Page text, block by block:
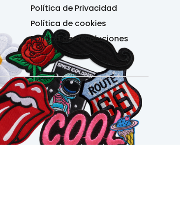
Política de Privacidad
Política de cookies
Política de devoluciones